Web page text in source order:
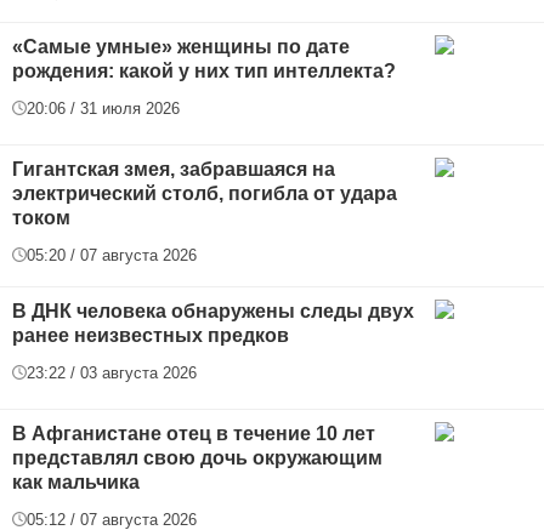
«Самые умные» женщины по дате
рождения: какой у них тип интеллекта?
20:06 / 31 июля 2026
Гигантская змея, забравшаяся на
электрический столб, погибла от удара
током
05:20 / 07 августа 2026
В ДНК человека обнаружены следы двух
ранее неизвестных предков
23:22 / 03 августа 2026
В Афганистане отец в течение 10 лет
представлял свою дочь окружающим
как мальчика
05:12 / 07 августа 2026